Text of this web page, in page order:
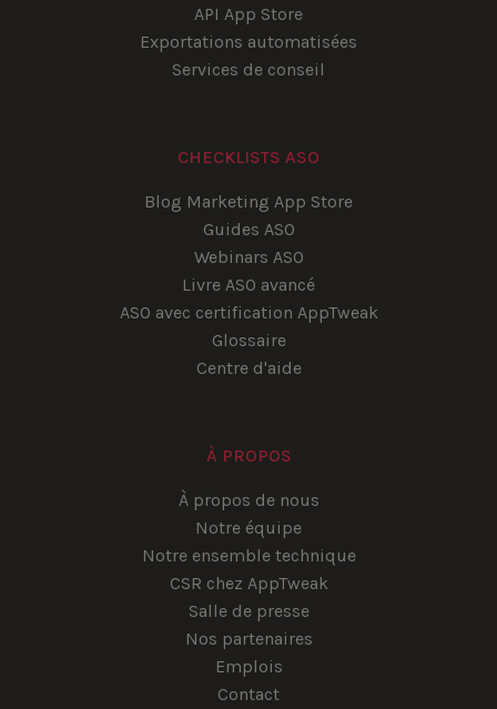
API App Store
Exportations automatisées
Services de conseil
CHECKLISTS ASO
Blog Marketing App Store
Guides ASO
Webinars ASO
Livre ASO avancé
ASO avec certification AppTweak
Glossaire
Centre d'aide
À PROPOS
À propos de nous
Notre équipe
Notre ensemble technique
CSR chez AppTweak
Salle de presse
Nos partenaires
Emplois
Contact